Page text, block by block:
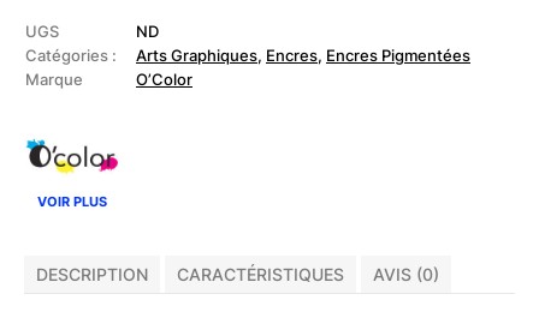
de
Chine
UGS
ND
Catégories :
Arts Graphiques, Encres, Encres Pigmentées
Marque
O’Color
VOIR PLUS
DESCRIPTION CARACTÉRISTIQUES AVIS (0)